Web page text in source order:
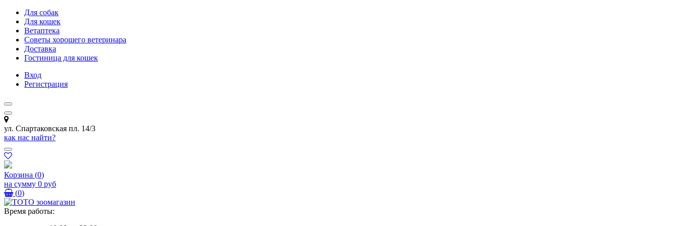
Для собак
Для кошек
Ветаптека
Советы хорошего ветеринара
Доставка
Гостиница для кошек
Вход
Регистрация
ул. Спартаковская пл. 14/3
как нас найти?
Корзина (0)
на сумму 0 руб
(0)
Время работы: